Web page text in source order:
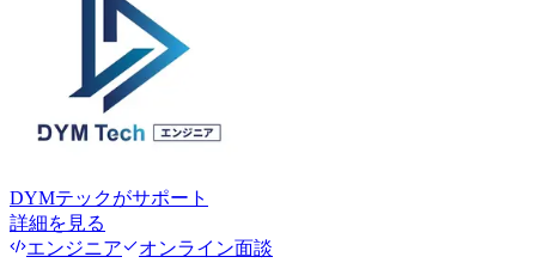
DYMテックがサポート
詳細を見る
エンジニア
オンライン面談